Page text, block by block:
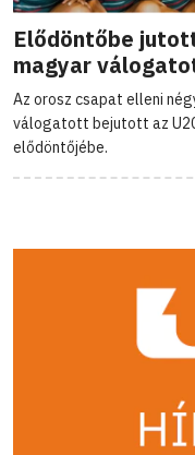
Elődöntőbe
magyar
Az orosz csapat elleni
válogatott bejutott az
elődöntőjébe.